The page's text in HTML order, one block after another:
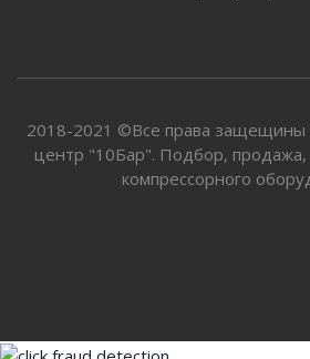
2018-2021 ©Все права защещины
центр "10Бар". Подбор, продажа,
компрессорного